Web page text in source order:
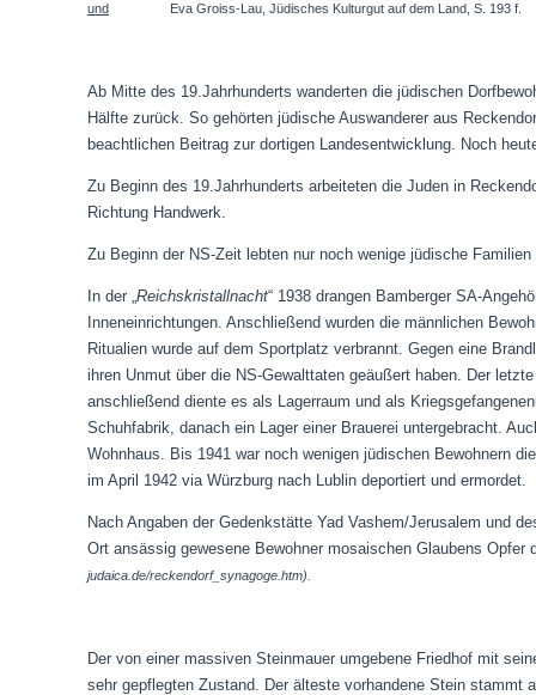
und Eva Groiss-Lau, Jüdisches Kulturgut auf dem Land, S. 193 f.
Ab Mitte des 19.Jahrhunderts wanderten die jüdischen
Hälfte zurück. So gehörten jüdische Auswanderer aus
beachtlichen Beitrag zur dortigen Landesentwicklung. Noch
Zu Beginn des 19.Jahrhunderts arbeiteten die Juden in
Richtung Handwerk.
Zu Beginn der NS-Zeit lebten nur noch wenige jüdische
In der „Reichskristallnacht“ 1938 drangen Bamberger SA-
Inneneinrichtungen. Anschließend wurden die männlichen
Ritualien wurde auf dem Sportplatz verbrannt. Gegen eine
ihren Unmut über die NS-Gewalttaten geäußert haben. Der
anschließend diente es als Lagerraum und als
Schuhfabrik, danach ein Lager einer Brauerei untergebracht.
Wohnhaus. Bis 1941 war noch wenigen jüdischen Bewohnern
im April 1942 via Würzburg nach Lublin deportiert und ermordet.
Nach Angaben der Gedenkstätte Yad Vashem/Jerusalem und
Ort ansässig gewesene Bewohner mosaischen Glaubens Opfer
judaica.de/reckendorf_synagoge.htm).
Der von einer massiven Steinmauer umgebene Friedhof mit
sehr gepflegten Zustand. Der älteste vorhandene Stein stammt